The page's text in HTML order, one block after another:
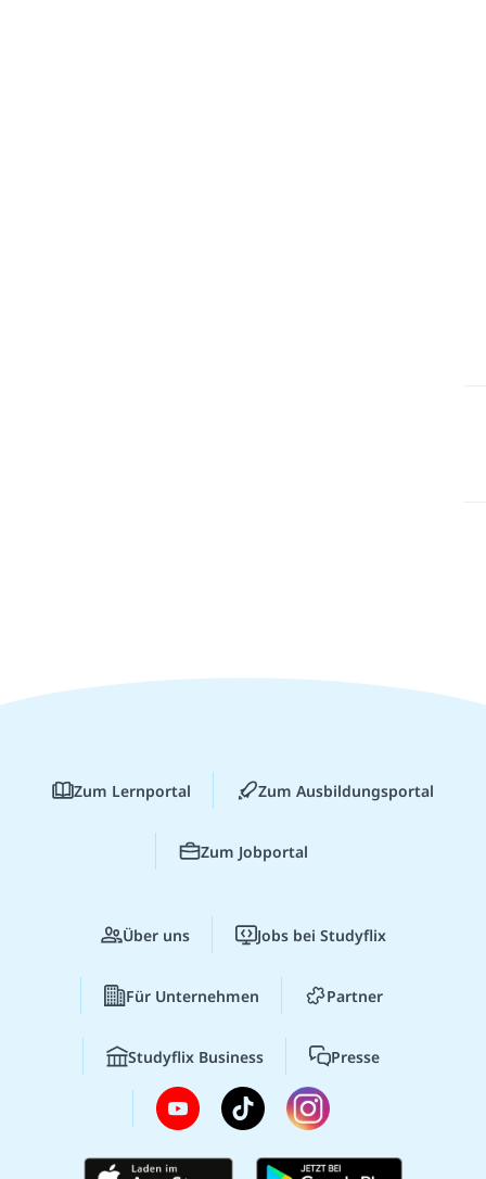
Zum Lernportal Zum Ausbildungsportal
Zum Jobportal
Über uns Jobs bei Studyflix
Für Unternehmen Partner
Studyflix Business Presse